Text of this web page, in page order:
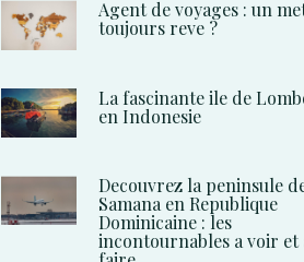
Agent de voyages : un
toujours reve ?
La fascinante ile de
en Indonesie
Decouvrez la peninsule
Samana en Republique
Dominicaine : les
incontournables a voir et